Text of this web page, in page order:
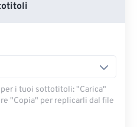
i tuoi sottotitoli: "Carica"
"Copia" per replicarli dal file